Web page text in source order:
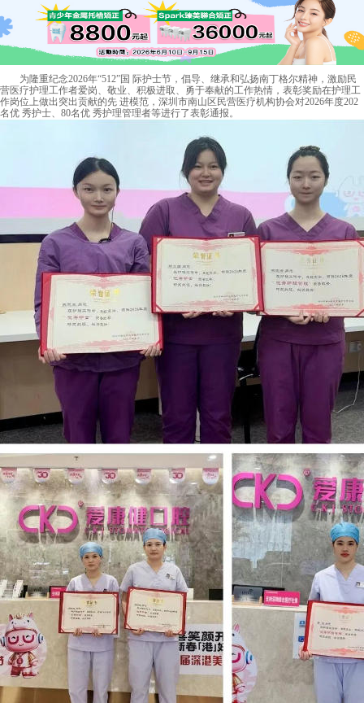
为隆重纪念2026年“512”国 际护士节，倡导、继承和弘扬南丁格尔精神，激励民
营医疗护理工作者爱岗、敬业、积极进取、勇于奉献的工作热情，表彰奖励在护理工
作岗位上做出突出贡献的先 进模范，深圳市南山区民营医疗机构协会对2026年度202
名优 秀护士、80名优 秀护理管理者等进行了表彰通报。